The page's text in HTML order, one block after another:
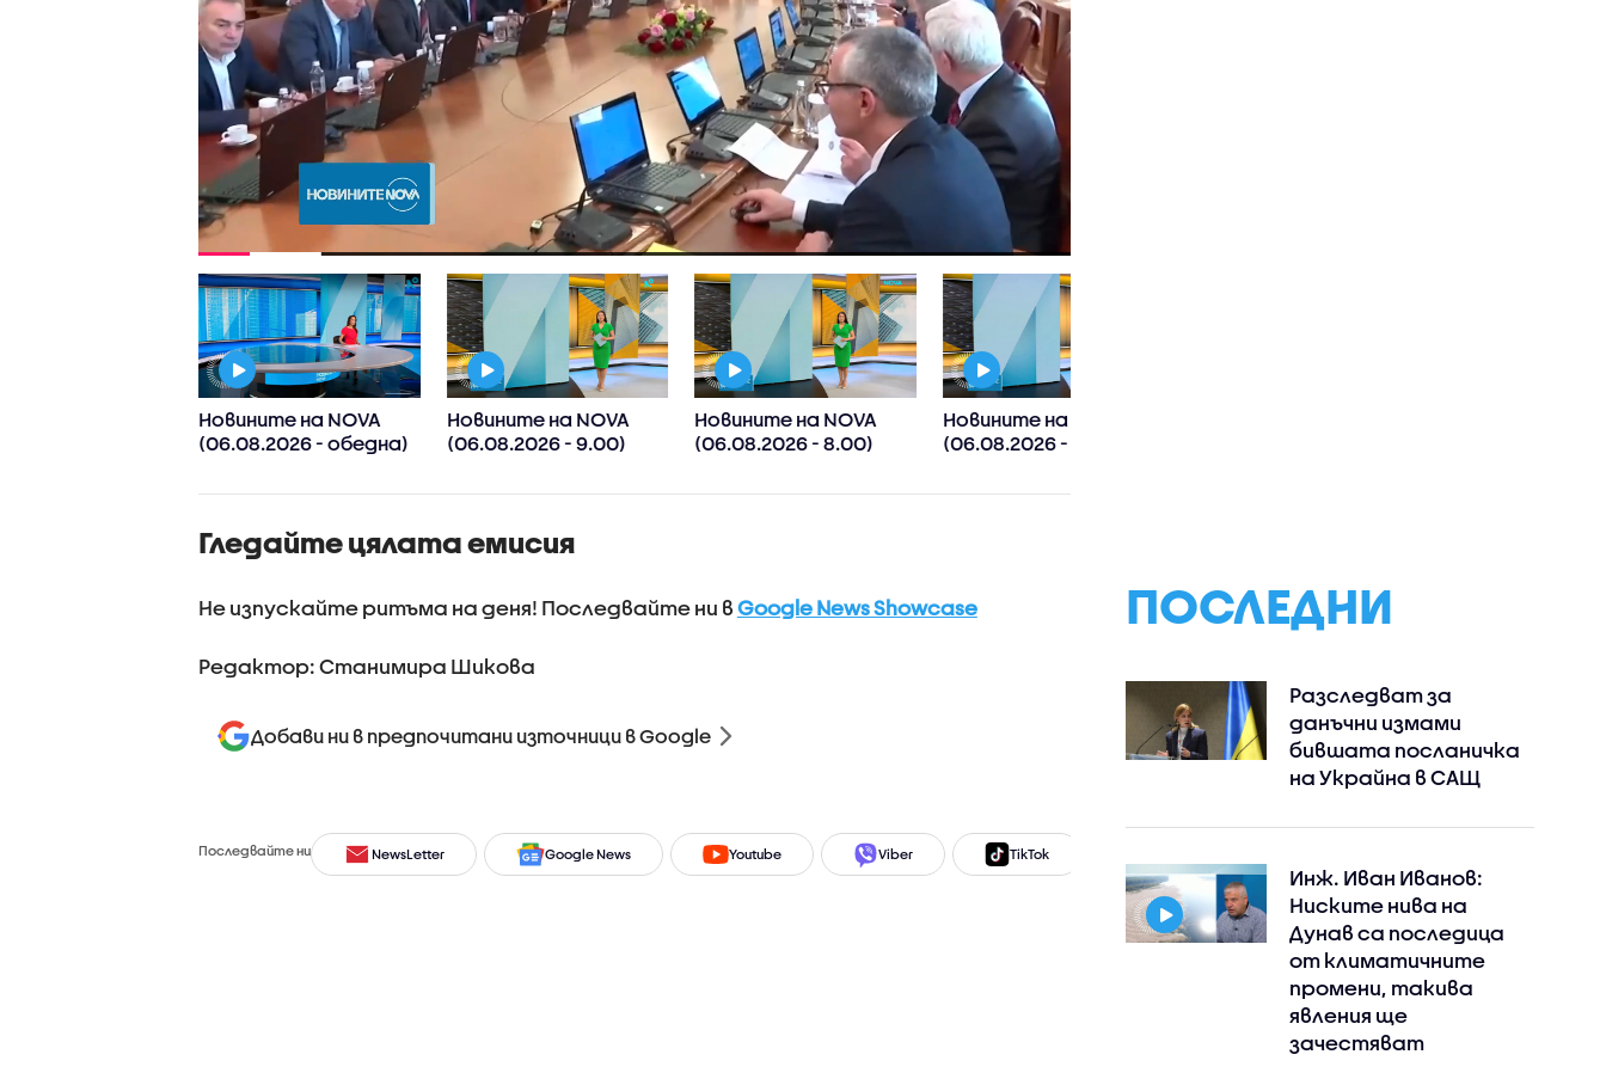
Новините на NOVA
(06.08.2026 - обедна)
Новините на NOVA
(06.08.2026 - 9.00)
Новините на NOVA
(06.08.2026 - 8.00)
Новините на NOVA
(06.08.2026 - 7.00)
Гледайте цялата емисия
Не изпускайте ритъма на деня! Последвайте ни в Google News Showcase
Редактор: Станимира Шикова
Добави ни в предпочитани източници в Google
Последвайте ни NewsLetter Google News Youtube Viber TikTok
ПОСЛЕДНИ
Разследват за
данъчни измами
бившата посланичка
на Украйна в САЩ
Инж. Иван Иванов:
Ниските нива на
Дунав са последица
от климатичните
промени, такива
явления ще
зачестяват